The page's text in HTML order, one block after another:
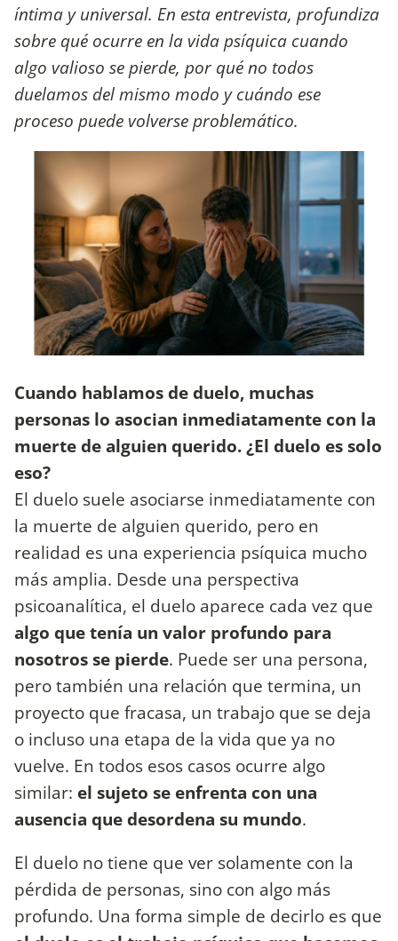
íntima y universal. En esta entrevista, profundiza
sobre qué ocurre en la vida psíquica cuando
algo valioso se pierde, por qué no todos
duelamos del mismo modo y cuándo ese
proceso puede volverse problemático.
Cuando hablamos de duelo, muchas
personas lo asocian inmediatamente con la
muerte de alguien querido. ¿El duelo es solo
eso?
El duelo suele asociarse inmediatamente con
la muerte de alguien querido, pero en
realidad es una experiencia psíquica mucho
más amplia. Desde una perspectiva
psicoanalítica, el duelo aparece cada vez que
algo que tenía un valor profundo para
nosotros se pierde. Puede ser una persona,
pero también una relación que termina, un
proyecto que fracasa, un trabajo que se deja
o incluso una etapa de la vida que ya no
vuelve. En todos esos casos ocurre algo
similar: el sujeto se enfrenta con una
ausencia que desordena su mundo.
El duelo no tiene que ver solamente con la
pérdida de personas, sino con algo más
profundo. Una forma simple de decirlo es que